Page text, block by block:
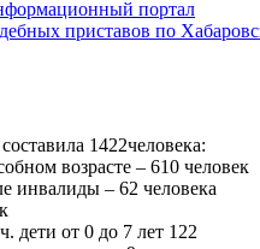
1422человека:
возрасте – 610 человек
инвалиды – 62 человека
дети от 0 до 7 лет 122